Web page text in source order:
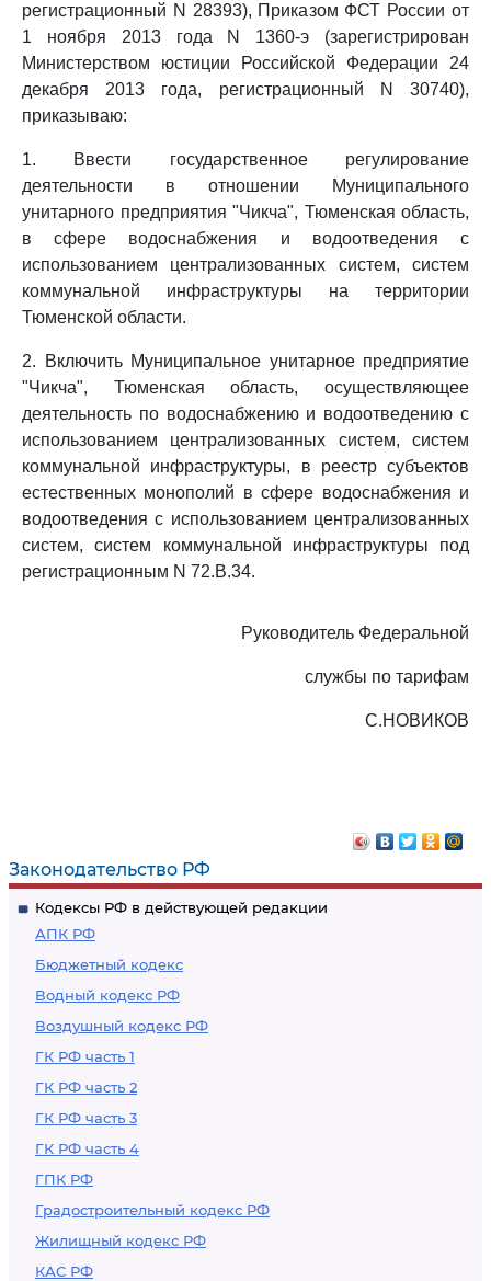
Законодательство РФ
Кодексы РФ в действующей редакции
АПК РФ
Бюджетный кодекс
Водный кодекс РФ
Воздушный кодекс РФ
ГК РФ часть 1
ГК РФ часть 2
ГК РФ часть 3
ГК РФ часть 4
ГПК РФ
Градостроительный кодекс РФ
Жилищный кодекс РФ
КАС РФ
регистрационный N 28393), Приказом ФСТ России от
1 ноября 2013 года N 1360-э (зарегистрирован
Министерством юстиции Российской Федерации 24
декабря 2013 года, регистрационный N 30740),
приказываю:
1. Ввести государственное регулирование
деятельности в отношении Муниципального
унитарного предприятия "Чикча", Тюменская область,
в сфере водоснабжения и водоотведения с
использованием централизованных систем, систем
коммунальной инфраструктуры на территории
Тюменской области.
2. Включить Муниципальное унитарное предприятие
"Чикча", Тюменская область, осуществляющее
деятельность по водоснабжению и водоотведению с
использованием централизованных систем, систем
коммунальной инфраструктуры, в реестр субъектов
естественных монополий в сфере водоснабжения и
водоотведения с использованием централизованных
систем, систем коммунальной инфраструктуры под
регистрационным N 72.В.34.
Руководитель Федеральной
службы по тарифам
С.НОВИКОВ